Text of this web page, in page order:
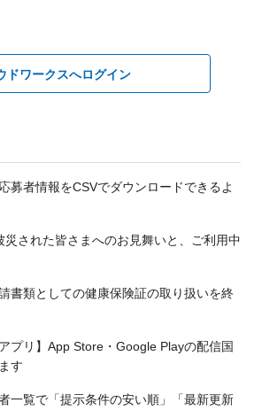
ドワークスへログイン
募者情報をCSVでダウンロードできるよ
された皆さまへのお見舞いと、ご利用中
書類としての健康保険証の取り扱いを終
プリ】App Store・Google Playの配信国
す
一覧で「提示条件の安い順」「最新更新